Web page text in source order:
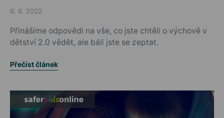
Posted on
6. 6. 2022
Přinášíme odpovědi na vše, co jste chtěli o výchově v
dětství 2.0 vědět, ale báli jste se zeptat.
Přečíst článek